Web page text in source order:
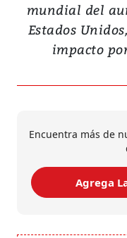
mundial del
Estados
impacto
Encuentra más de
Agrega